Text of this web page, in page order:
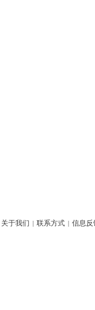
关于我们 | 联系方式 | 信息反